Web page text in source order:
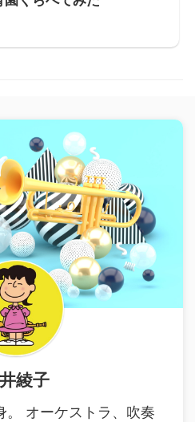
綾子
。 オーケストラ、吹奏